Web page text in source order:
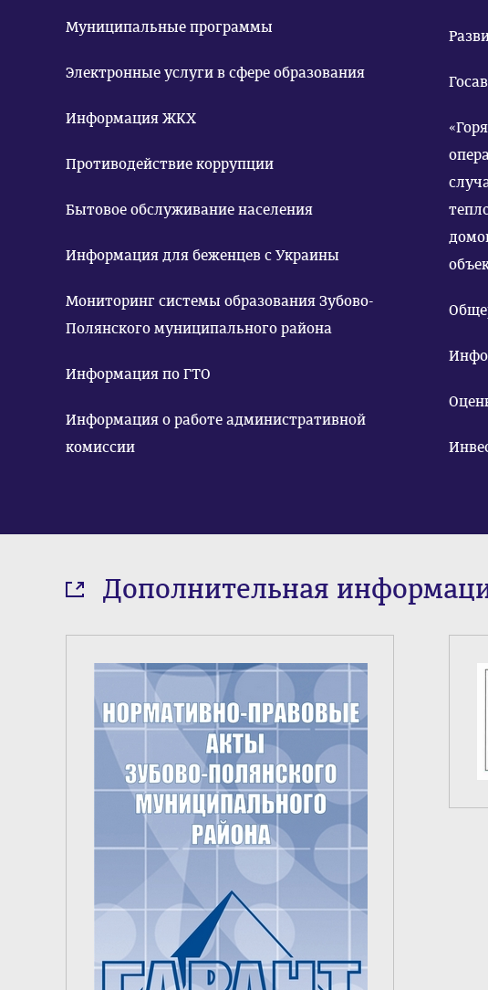
Муниципальные программы
Электронные услуги в сфере образования
Информация ЖКХ
Противодействие коррупции
Бытовое обслуживание населения
Информация для беженцев с Украины
Мониторинг системы образования Зубово-
Полянского муниципального района
Информация по ГТО
Информация о работе административной
комиссии
Дополнительная